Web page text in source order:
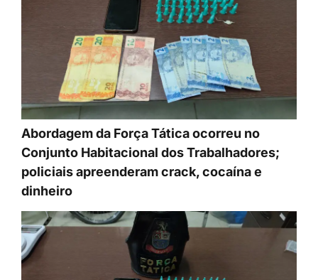
Abordagem da Força Tática ocorreu no
Conjunto Habitacional dos Trabalhadores;
policiais apreenderam crack, cocaína e
dinheiro